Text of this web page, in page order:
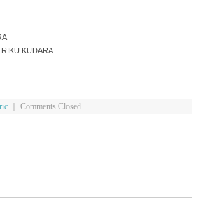
KUDARA
Comments Closed